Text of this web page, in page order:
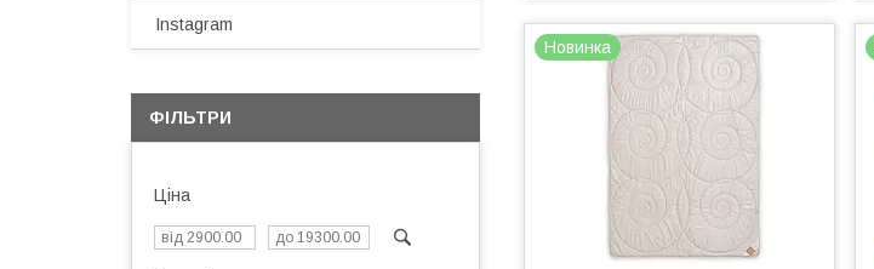
Новинка
Instagram
ФІЛЬТРИ
Ціна